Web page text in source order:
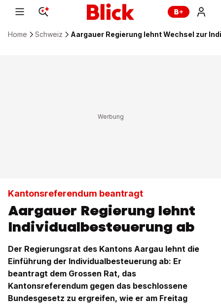
Home Schweiz Aargauer Regierung lehnt Wechsel zur
Kantonsreferendum beantragt
Aargauer Regierung lehnt
Individualbesteuerung ab
Der Regierungsrat des Kantons Aargau lehnt die
Einführung der Individualbesteuerung ab: Er
beantragt dem Grossen Rat, das
Kantonsreferendum gegen das beschlossene
Bundesgesetz zu ergreifen, wie er am Freitag